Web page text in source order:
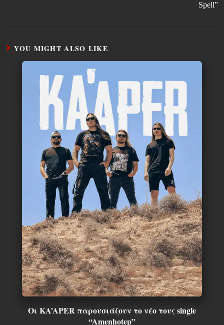
Spell”
YOU MIGHT ALSO LIKE
Οι KA’APER παρουσιάζουν το νέο τους single
“Amenhotep”